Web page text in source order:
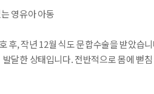
영유아 아동
, 작년 12월 식도 문합수술을 받았습
달한 상태입니다. 전반적으로 몸에 뻗